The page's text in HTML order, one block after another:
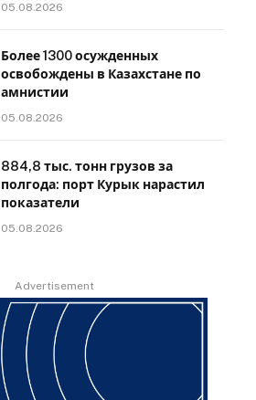
05.08.2026
Более 1300 осужденных
освобождены в Казахстане по
амнистии
05.08.2026
884,8 тыс. тонн грузов за
полгода: порт Курык нарастил
показатели
05.08.2026
Advertisement